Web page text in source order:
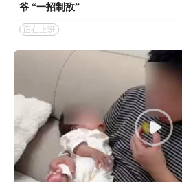
爷 “一招制敌”
正在上班